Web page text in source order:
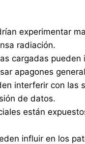
experimentar
radiación.
cargadas pueden
apagones
interferir con las
de datos.
están
influir en los